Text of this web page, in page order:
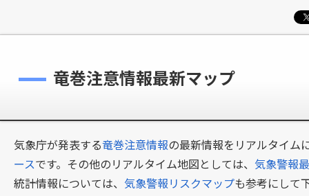
竜巻注意情報最新マップ
気象庁が発表する竜巻注意情報の最新情報をリアルタイム
ースです。その他のリアルタイム地図としては、 気象警報
統計情報については、 気象警報リスクマップも参考にして